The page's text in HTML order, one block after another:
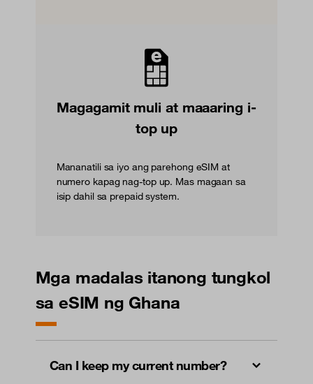
Magagamit muli at maaaring i-
top up
Mananatili sa iyo ang parehong eSIM at
numero kapag nag-top up. Mas magaan sa
isip dahil sa prepaid system.
Mga madalas itanong tungkol
sa eSIM ng Ghana
Can I keep my current number?